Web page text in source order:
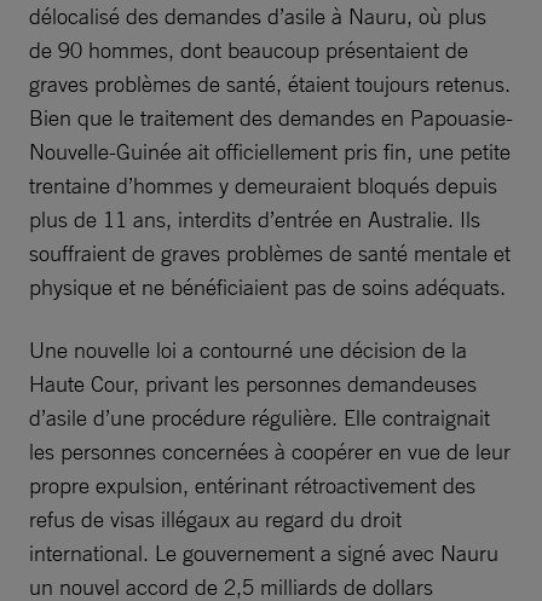
délocalisé des demandes d’asile à Nauru, où plus
de 90 hommes, dont beaucoup présentaient de
graves problèmes de santé, étaient toujours retenus.
Bien que le traitement des demandes en Papouasie-
Nouvelle-Guinée ait officiellement pris fin, une petite
trentaine d’hommes y demeuraient bloqués depuis
plus de 11 ans, interdits d’entrée en Australie. Ils
souffraient de graves problèmes de santé mentale et
physique et ne bénéficiaient pas de soins adéquats.
Une nouvelle loi a contourné une décision de la
Haute Cour, privant les personnes demandeuses
d’asile d’une procédure régulière. Elle contraignait
les personnes concernées à coopérer en vue de leur
propre expulsion, entérinant rétroactivement des
refus de visas illégaux au regard du droit
international. Le gouvernement a signé avec Nauru
un nouvel accord de 2,5 milliards de dollars